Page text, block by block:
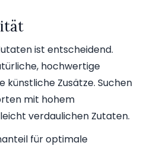
ist entscheidend.
hochwertige
künstliche Zusätze. Suchen
mit hohem
verdaulichen Zutaten.
für optimale